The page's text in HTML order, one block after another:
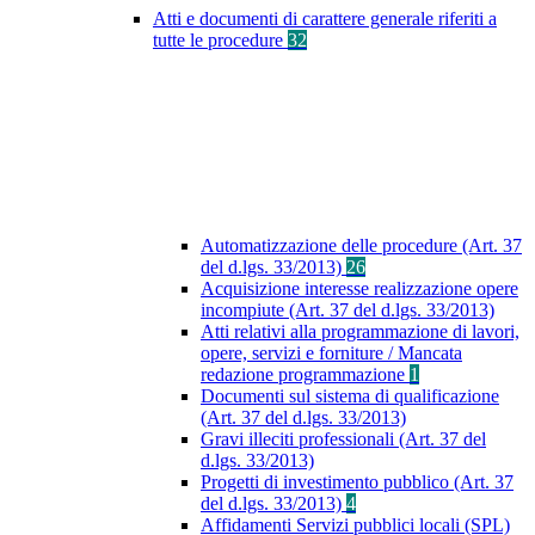
Atti e documenti di carattere generale riferiti a
tutte le procedure 32
Automatizzazione delle procedure (Art. 37
del d.lgs. 33/2013) 26
Acquisizione interesse realizzazione opere
incompiute (Art. 37 del d.lgs. 33/2013)
Atti relativi alla programmazione di lavori,
opere, servizi e forniture / Mancata
redazione programmazione 1
Documenti sul sistema di qualificazione
(Art. 37 del d.lgs. 33/2013)
Gravi illeciti professionali (Art. 37 del
d.lgs. 33/2013)
Progetti di investimento pubblico (Art. 37
del d.lgs. 33/2013) 4
Affidamenti Servizi pubblici locali (SPL)